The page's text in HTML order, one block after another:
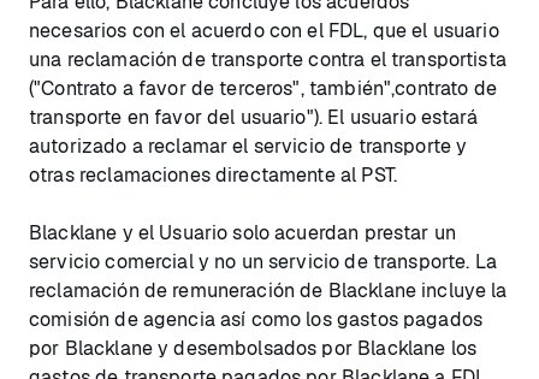
necesarios con el acuerdo con el FDL, que el usuario
una reclamación de transporte contra el transportista
("Contrato a favor de terceros", también",contrato de
transporte en favor del usuario"). El usuario estará
autorizado a reclamar el servicio de transporte y
otras reclamaciones directamente al PST.
Blacklane y el Usuario solo acuerdan prestar un
servicio comercial y no un servicio de transporte. La
reclamación de remuneración de Blacklane incluye la
comisión de agencia así como los gastos pagados
por Blacklane y desembolsados por Blacklane los